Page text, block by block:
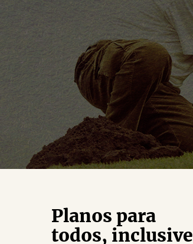
Planos para
todos, inclusive